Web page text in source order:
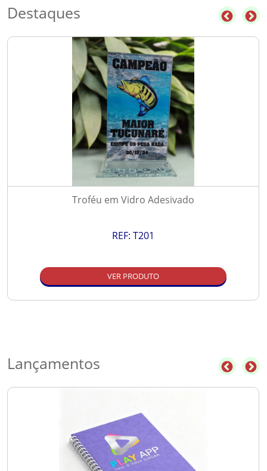
Destaques
Troféu em Vidro Adesivado
REF: T201
VER PRODUTO
Lançamentos